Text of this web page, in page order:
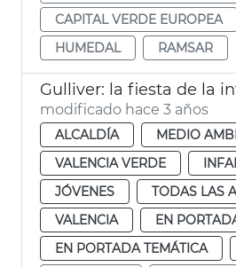
CAPITAL VERDE EUROPEA
HUMEDAL
RAMSAR
Gulliver: la fiesta de la
modificado hace 3 años
ALCALDÍA
MEDIO
VALENCIA VERDE
JÓVENES
TODAS LAS
VALENCIA
EN
EN PORTADA TEMÁTICA